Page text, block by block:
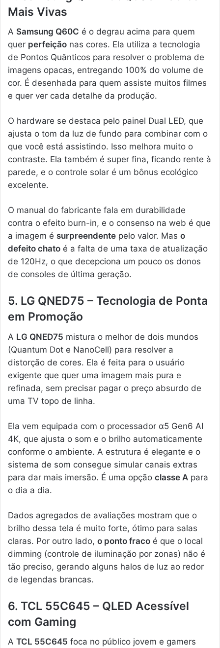
Mais Vivas
A Samsung Q60C é o degrau acima para quem
quer perfeição nas cores. Ela utiliza a tecnologia
de Pontos Quânticos para resolver o problema de
imagens opacas, entregando 100% do volume de
cor. É desenhada para quem assiste muitos filmes
e quer ver cada detalhe da produção.
O hardware se destaca pelo painel Dual LED, que
ajusta o tom da luz de fundo para combinar com o
que você está assistindo. Isso melhora muito o
contraste. Ela também é super fina, ficando rente à
parede, e o controle solar é um bônus ecológico
excelente.
O manual do fabricante fala em durabilidade
contra o efeito burn-in, e o consenso na web é que
a imagem é surpreendente pelo valor. Mas o
defeito chato é a falta de uma taxa de atualização
de 120Hz, o que decepciona um pouco os donos
de consoles de última geração.
5. LG QNED75 – Tecnologia de Ponta
em Promoção
A LG QNED75 mistura o melhor de dois mundos
(Quantum Dot e NanoCell) para resolver a
distorção de cores. Ela é feita para o usuário
exigente que quer uma imagem mais pura e
refinada, sem precisar pagar o preço absurdo de
uma TV topo de linha.
Ela vem equipada com o processador α5 Gen6 AI
4K, que ajusta o som e o brilho automaticamente
conforme o ambiente. A estrutura é elegante e o
sistema de som consegue simular canais extras
para dar mais imersão. É uma opção classe A para
o dia a dia.
Dados agregados de avaliações mostram que o
brilho dessa tela é muito forte, ótimo para salas
claras. Por outro lado, o ponto fraco é que o local
dimming (controle de iluminação por zonas) não é
tão preciso, gerando alguns halos de luz ao redor
de legendas brancas.
6. TCL 55C645 – QLED Acessível
com Gaming
A TCL 55C645 foca no público jovem e gamers